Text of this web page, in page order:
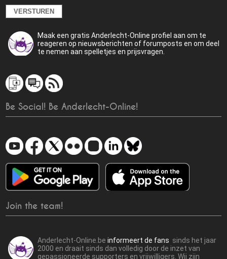
Maak een gratis Anderlecht-Online profiel aan om te
reageren op nieuwsberichten of forumposts en om deel
te nemen aan spelletjes en prijsvragen.
Be Social! Be Anderlecht-Online!
Join the team!
Anderlecht-Online.beinformeert de fans sinds het jaar
2000 en draait sinds dan volledig door de inzet van
gepassioneerde supporters en vrijwilligers. Wij zijn